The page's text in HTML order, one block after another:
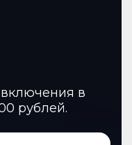
в
рублей.